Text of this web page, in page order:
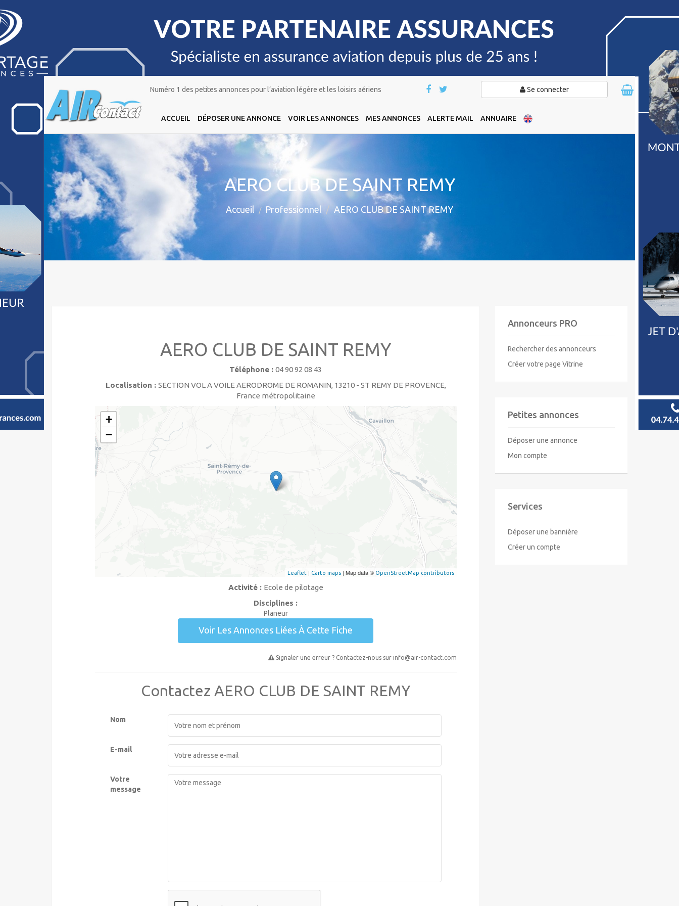
Numéro 1 des petites annonces pour l’aviation légère et les loisirs aériens Se connecter
ACCUEIL DÉPOSER UNE ANNONCE VOIR LES ANNONCES MES ANNONCES ALERTE MAIL ANNUAIRE
AERO CLUB DE SAINT REMY
Accueil Professionnel AERO CLUB DE SAINT REMY
AERO CLUB DE SAINT REMY
Téléphone :04 90 92 08 43
Localisation : SECTION VOL A VOILE AERODROME DE ROMANIN, 13210 - ST REMY DE PROVENCE,
France métropolitaine
+
−
Leaflet | Carto maps| Map data © OpenStreetMap contributors
Activité : Ecole de pilotage
Disciplines :
Planeur
Voir Les Annonces Liées À Cette Fiche
Signaler une erreur ? Contactez-nous sur info@air-contact.com
Contactez AERO CLUB DE SAINT REMY
Nom
E-mail
Votre
message
Annonceurs PRO
Rechercher des annonceurs
Créer votre page Vitrine
Petites annonces
Déposer une annonce
Mon compte
Services
Déposer une bannière
Créer un compte